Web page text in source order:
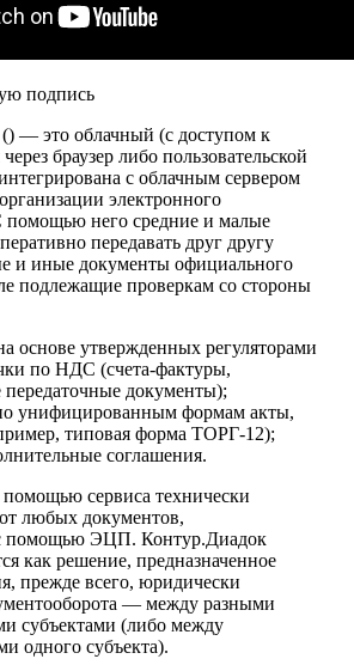
подпись
— это облачный (с доступом к
браузер либо пользовательской
с облачным сервером
электронного
помощью него средние и малые
передавать друг другу
и иные документы официального
подлежащие проверкам со стороны
основе утвержденных регуляторами
по НДС (счета-фактуры,
передаточные документы);
унифицированным формам акты,
типовая форма ТОРГ-12);
соглашения.
помощью сервиса технически
любых документов,
помощью ЭЦП. Контур.Диадок
как решение, предназначенное
прежде всего, юридически
— между разными
субъектами (либо между
одного субъекта).